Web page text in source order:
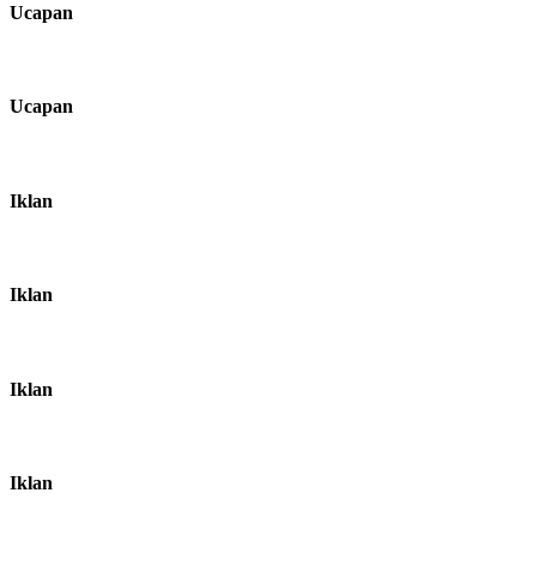
Ucapan
Ucapan
Iklan
Iklan
Iklan
Iklan